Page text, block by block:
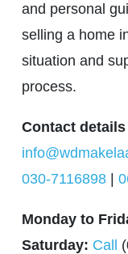
and personal
selling a home
situation and
process.
Contact details
030-7116898
Monday to
Saturday: Call